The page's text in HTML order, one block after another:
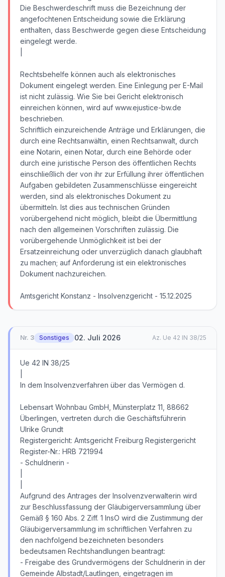
Die Beschwerdeschrift muss die Bezeichnung der
angefochtenen Entscheidung sowie die Erklärung
enthalten, dass Beschwerde gegen diese Entscheidung
eingelegt werde.
Rechtsbehelfe können auch als elektronisches
Dokument eingelegt werden. Eine Einlegung per E-Mail
ist nicht zulässig. Wie Sie bei Gericht elektronisch
einreichen können, wird auf www.ejustice-bw.de
beschrieben.
Schriftlich einzureichende Anträge und Erklärungen, die
durch eine Rechtsanwältin, einen Rechtsanwalt, durch
eine Notarin, einen Notar, durch eine Behörde oder
durch eine juristische Person des öffentlichen Rechts
einschließlich der von ihr zur Erfüllung ihrer öffentlichen
Aufgaben gebildeten Zusammenschlüsse eingereicht
werden, sind als elektronisches Dokument zu
übermitteln. Ist dies aus technischen Gründen
vorübergehend nicht möglich, bleibt die Übermittlung
nach den allgemeinen Vorschriften zulässig. Die
vorübergehende Unmöglichkeit ist bei der
Ersatzeinreichung oder unverzüglich danach glaubhaft
zu machen; auf Anforderung ist ein elektronisches
Dokument nachzureichen.
Amtsgericht Konstanz - Insolvenzgericht - 15.12.2025
Nr. 3 Sonstiges 02. Juli 2026 Az. Ue 42 IN 38/25
Ue 42 IN 38/25
In dem Insolvenzverfahren über das Vermögen d.
Lebensart Wohnbau GmbH, Münsterplatz 11, 88662
Überlingen, vertreten durch die Geschäftsführerin
Ulrike Grundt
Registergericht: Amtsgericht Freiburg Registergericht
Register-Nr.: HRB 721994
- Schuldnerin -
Aufgrund des Antrages der Insolvenzverwalterin wird
zur Beschlussfassung der Gläubigerversammlung über
Gemäß § 160 Abs. 2 Ziff. 1 InsO wird die Zustimmung der
Gläubigerversammlung im schriftlichen Verfahren zu
den nachfolgend bezeichneten besonders
bedeutsamen Rechtshandlungen beantragt:
- Freigabe des Grundvermögens der Schuldnerin in der
Gemeinde Albstadt/Lautlingen, eingetragen im